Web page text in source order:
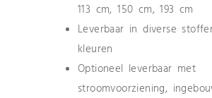
113 cm, 150 cm, 193 cm
Leverbaar in diverse
kleuren
Optioneel leverbaar met
stroomvoorziening,